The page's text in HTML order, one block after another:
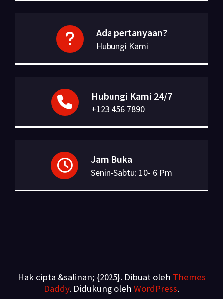
Ada pertanyaan?
Hubungi Kami
Hubungi Kami 24/7
+123 456 7890
Jam Buka
Senin-Sabtu: 10- 6 Pm
Hak cipta &salinan; {2025}. Dibuat oleh Themes
Daddy. Didukung oleh WordPress.